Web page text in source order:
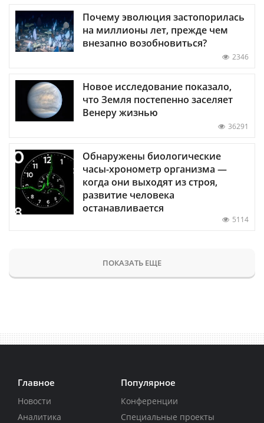
Почему эволюция застопорилась
на миллионы лет, прежде чем
внезапно возобновиться?
2346
Новое исследование показало,
что Земля постепенно заселяет
Венеру жизнью
36291
Обнаружены биологические
часы-хронометр организма —
когда они выходят из строя,
развитие человека
останавливается
5114
ПОКАЗАТЬ ЕЩЕ
Главное
Новости
Аналитика
Популярное
Конференции
Специальные проекты